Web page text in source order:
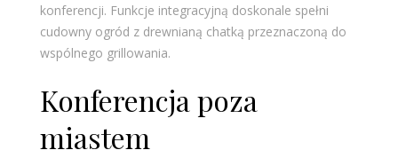
konferencji. Funkcje integracyjną doskonale spełni
cudowny ogród z drewnianą chatką przeznaczoną do
wspólnego grillowania.
Konferencja poza
miastem